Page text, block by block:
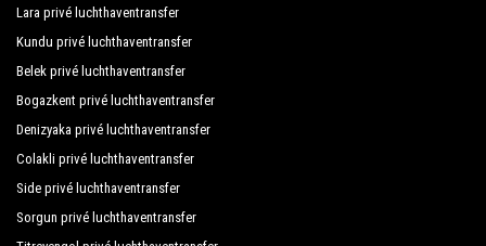
Lara privé luchthaventransfer
Kundu privé luchthaventransfer
Belek privé luchthaventransfer
Bogazkent privé luchthaventransfer
Denizyaka privé luchthaventransfer
Colakli privé luchthaventransfer
Side privé luchthaventransfer
Sorgun privé luchthaventransfer